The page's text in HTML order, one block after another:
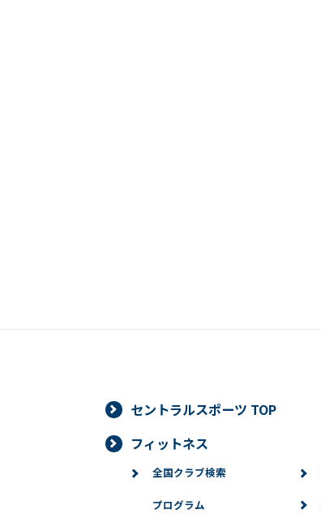
セントラルスポーツ TOP
フィットネス
全国クラブ検索
プログラム